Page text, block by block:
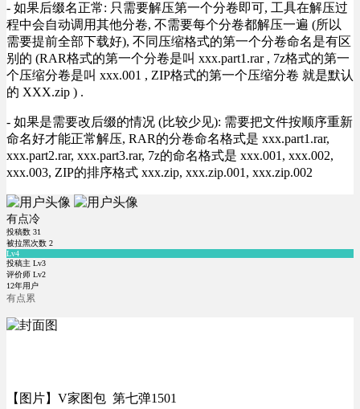
- 如果后缀名正常: 只需要解压第一个分卷即可, 工具在解压过
程中会自动调用其他分卷, 不需要每个分卷都解压一遍 (所以
需要提前全部下载好), 不同压缩格式的第一个分卷命名是有区
别的 (RAR格式的第一个分卷是叫 xxx.part1.rar , 7z格式的第一
个压缩分卷是叫 xxx.001 , ZIP格式的第一个压缩分卷 就是默认
的 XXX.zip ) .
- 如果是需要改后缀的情况 (比较少见): 需要把文件按顺序重新
命名好才能正常解压, RAR的分卷命名格式是 xxx.part1.rar,
xxx.part2.rar, xxx.part3.rar, 7z的命名格式是 xxx.001, xxx.002,
xxx.003, ZIP的排序格式 xxx.zip, xxx.zip.001, xxx.zip.002
有点冷
投稿数 31
被拉黑次数 2
Lv4
投稿主 Lv3
评价师 Lv2
12年用户
有点累
【图片】V家图包 第七弹1501